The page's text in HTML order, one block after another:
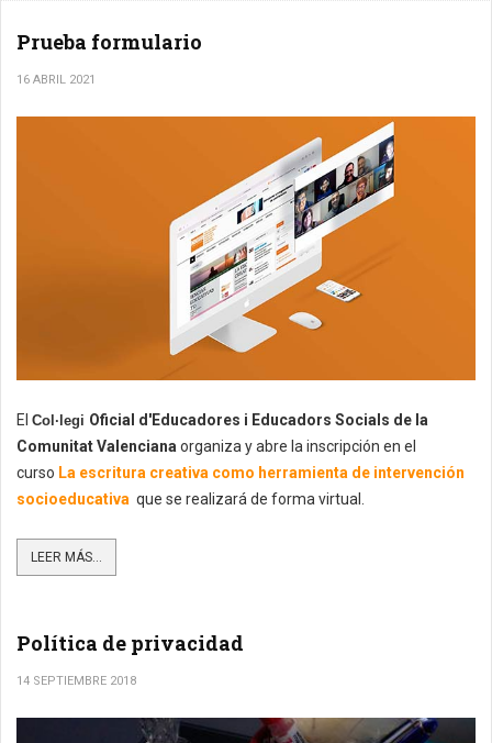
Prueba formulario
16 ABRIL 2021
El Col·legi Oficial d'Educadores i Educadors Socials de la
Comunitat Valencianaorganiza y abre la inscripción en el
curso La escritura creativa como herramienta de intervención
socioeducativa que se realizará de forma virtual.
LEER MÁS...
Política de privacidad
14 SEPTIEMBRE 2018